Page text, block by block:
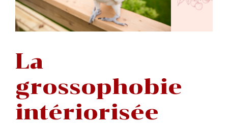
La
grossophobie
intériorisée